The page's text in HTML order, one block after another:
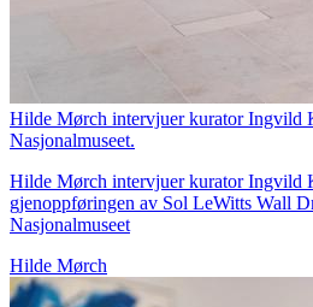
Hilde Mørch intervjuer kurator Ingvild
Nasjonalmuseet.
Hilde Mørch intervjuer kurator Ingvild
gjenoppføringen av Sol LeWitts Wall
Nasjonalmuseet
Hilde Mørch